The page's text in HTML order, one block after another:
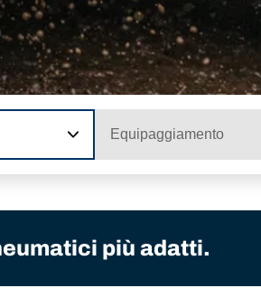
Equipaggiamento
più adatti.